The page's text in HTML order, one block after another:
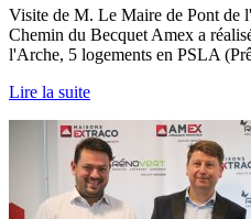
Visite de M. Le Maire de Pont
Chemin du Becquet Amex a
l'Arche, 5 logements en PSLA
Lire la suite